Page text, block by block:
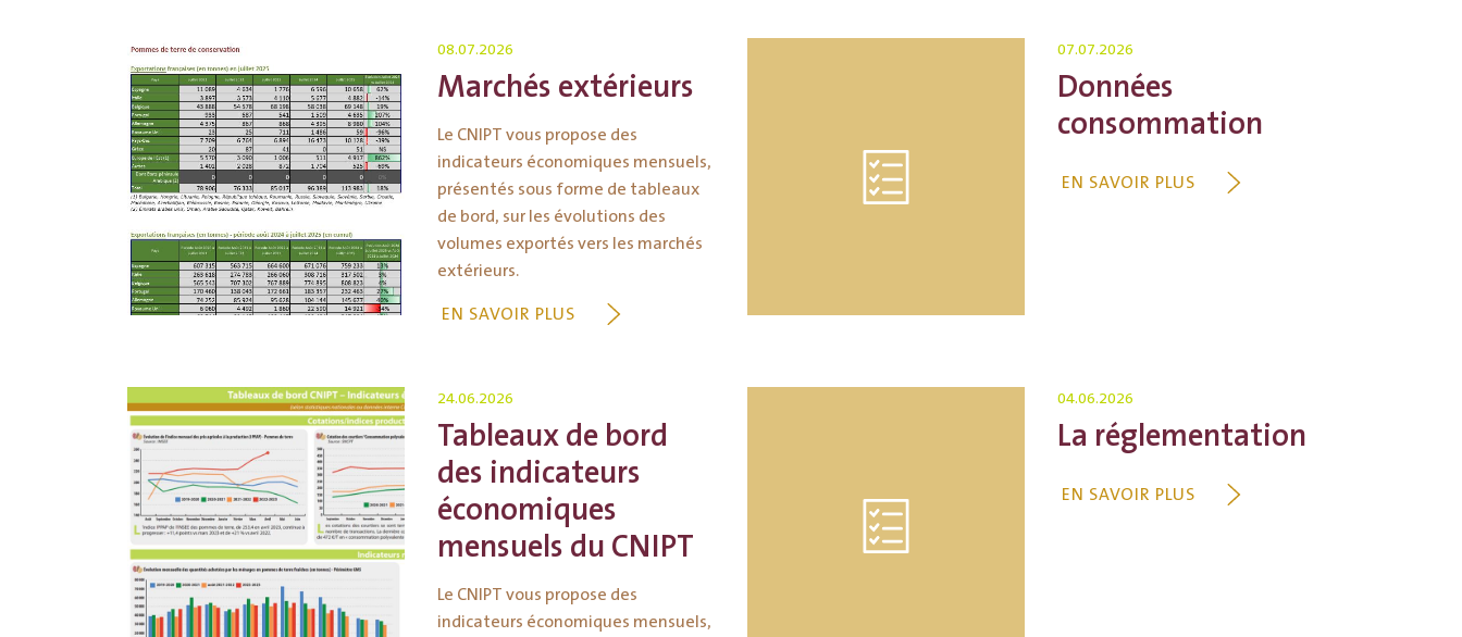
08.07.2026
Marchés extérieurs
Le CNIPT vous propose des
indicateurs économiques mensuels,
présentés sous forme de tableaux
de bord, sur les évolutions des
volumes exportés vers les marchés
extérieurs.
EN SAVOIR PLUS
07.07.2026
Données
consommation
EN SAVOIR PLUS
24.06.2026
Tableaux de bord
des indicateurs
économiques
mensuels du CNIPT
Le CNIPT vous propose des
indicateurs économiques mensuels,
04.06.2026
La réglementation
EN SAVOIR PLUS